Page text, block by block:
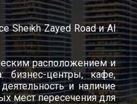
Sheikh Zayed Road и Al
расположением и
бизнес-центры, кафе,
и наличие
мест пересечения для